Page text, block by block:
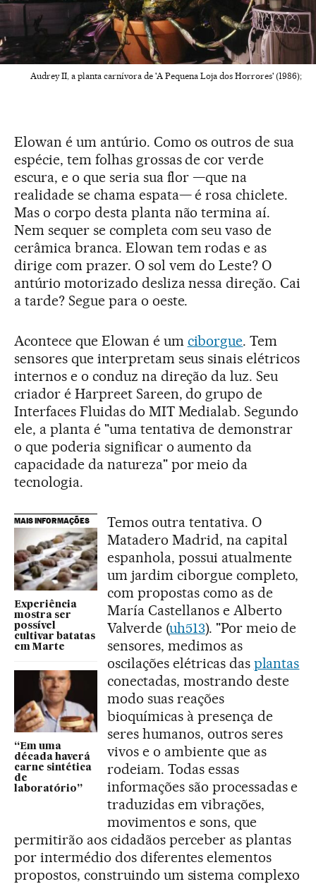
Audrey II, a planta carnívora de 'A Pequena Loja dos Horrores' (1986);
Elowan é um antúrio. Como os outros de sua
espécie, tem folhas grossas de cor verde
escura, e o que seria sua flor —que na
realidade se chama espata— é rosa chiclete.
Mas o corpo desta planta não termina aí.
Nem sequer se completa com seu vaso de
cerâmica branca. Elowan tem rodas e as
dirige com prazer. O sol vem do Leste? O
antúrio motorizado desliza nessa direção. Cai
a tarde? Segue para o oeste.
Acontece que Elowan é um ciborgue. Tem
sensores que interpretam seus sinais elétricos
internos e o conduz na direção da luz. Seu
criador é Harpreet Sareen, do grupo de
Interfaces Fluidas do MIT Medialab. Segundo
ele, a planta é "uma tentativa de demonstrar
o que poderia significar o aumento da
capacidade da natureza" por meio da
tecnologia.
MAIS INFORMAÇÕES
Experiência
mostra ser
possível
cultivar batatas
em Marte
“Em uma
década haverá
carne sintética
de
laboratório”
Temos outra tentativa. O
Matadero Madrid, na capital
espanhola, possui atualmente
um jardim ciborgue completo,
com propostas como as de
María Castellanos e Alberto
Valverde (uh513). "Por meio de
sensores, medimos as
oscilações elétricas das plantas
conectadas, mostrando deste
modo suas reações
bioquímicas à presença de
seres humanos, outros seres
vivos e o ambiente que as
rodeiam. Todas essas
informações são processadas e
traduzidas em vibrações,
movimentos e sons, que
permitirão aos cidadãos perceber as plantas
por intermédio dos diferentes elementos
propostos, construindo um sistema complexo